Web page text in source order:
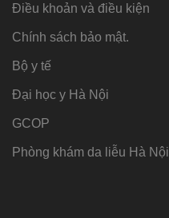
Điều khoản và điều kiện
Chính sách bảo mật.
Bộ y tế
Đại học y Hà Nội
GCOP
Phòng khám da liễu Hà Nội